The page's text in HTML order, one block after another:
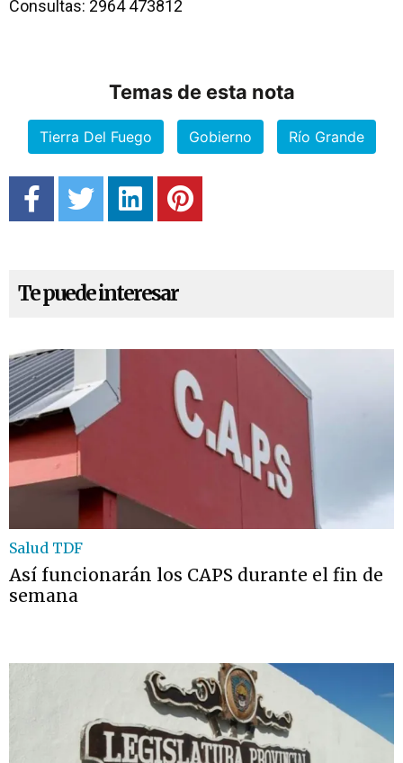
Consultas: 2964 473812
Temas de esta nota
Tierra Del Fuego Gobierno Río Grande
Te puede interesar
Salud TDF
Así funcionarán los CAPS durante el fin de
semana